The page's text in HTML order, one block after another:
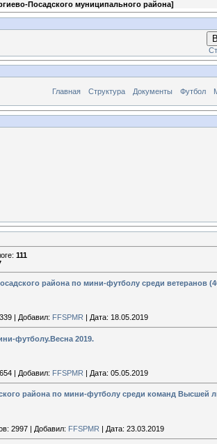
Посадского муниципального района]
Главная Структура Документы Футбол
: 111
района по мини-футболу среди ветеранов
Добавил: FFSPMR Дата: 18.05.2019
футболу.Весна 2019.
| Добавил: FFSPMR | Дата: 05.05.2019
района по мини-футболу среди команд Высшей
2997 | Добавил: FFSPMR | Дата: 23.03.2019